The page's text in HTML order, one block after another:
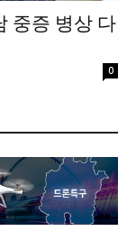
중증 병상 다
0